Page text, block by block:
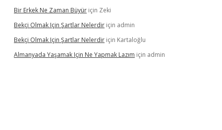
Bir Erkek Ne Zaman Büyür için Zeki
Bekçi Olmak Için Şartlar Nelerdir için admin
Bekçi Olmak Için Şartlar Nelerdir için Kartaloğlu
Almanyada Yaşamak Için Ne Yapmak Lazım için admin